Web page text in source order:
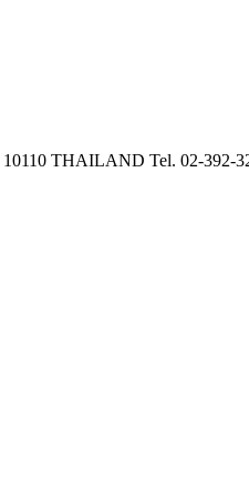
10110 THAILAND Tel. 02-392-